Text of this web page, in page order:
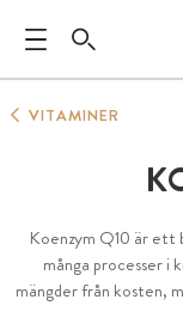
VITAMINER
Koenzym Q10 är
många processer i
mängder från kosten,